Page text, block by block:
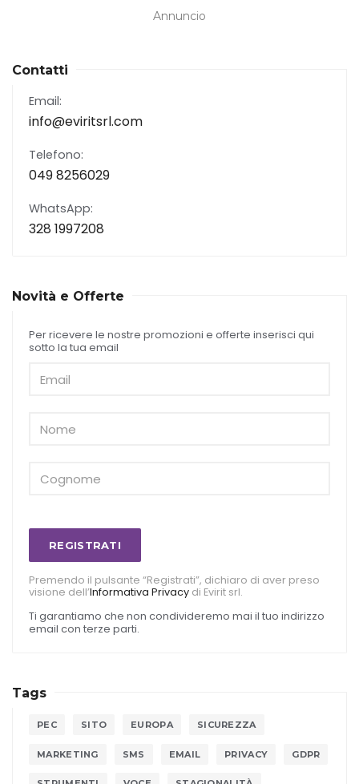
Annuncio
Contatti
Email:
info@eviritsrl.com
Telefono:
049 8256029
WhatsApp:
328 1997208
Novità e Offerte
Per ricevere le nostre promozioni e offerte inserisci qui
sotto la tua email
REGISTRATI
Premendo il pulsante “Registrati”, dichiaro di aver preso
visione dell’Informativa Privacy di Evirit srl.
Ti garantiamo che non condivideremo mai il tuo indirizzo
email con terze parti.
Tags
PEC SITO EUROPA SICUREZZA
MARKETING SMS EMAIL PRIVACY GDPR